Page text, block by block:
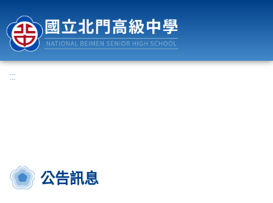
:::
公告訊息